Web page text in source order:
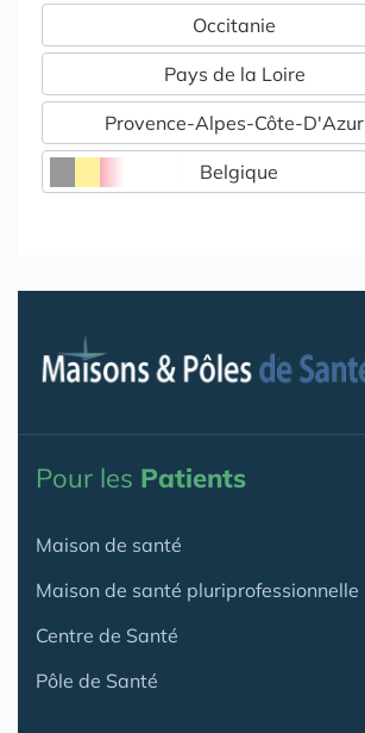
Occitanie
Pays de la Loire
Provence-Alpes-Côte-D'Azur
Belgique
Pour les Patients
Maison de santé
Maison de santé pluriprofessionnelle
Centre de Santé
Pôle de Santé